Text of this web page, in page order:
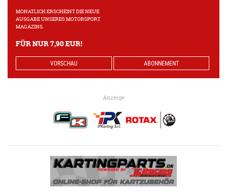
MONATLICH ERSCHEINT DIE NEUE
AUSGABE UNSERES MOTORSPORT
MAGAZINS.
FÜR NUR 7,90 EUR!
VORSCHAU ABONNEMENT
Anzeige